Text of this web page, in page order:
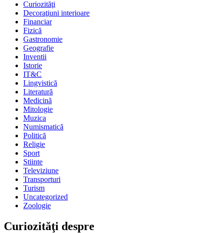
Curiozităţi
Decoraţiuni interioare
Financiar
Fizică
Gastronomie
Geografie
Inventii
Istorie
IT&C
Lingvistică
Literatură
Medicină
Mitologie
Muzica
Numismatică
Politică
Religie
Sport
Stiinte
Televiziune
Transporturi
Turism
Uncategorized
Zoologie
Curiozităţi despre